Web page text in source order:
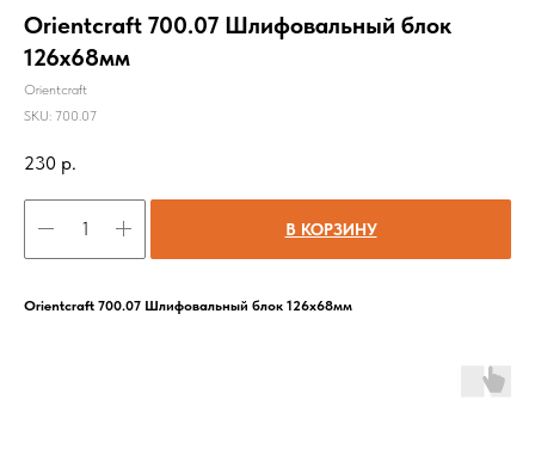
Orientcraft 700.07 Шлифовальный блок
126х68мм
Orientcraft
SKU: 700.07
230 р.
В КОРЗИНУ
Orientcraft 700.07 Шлифовальный блок 126х68мм